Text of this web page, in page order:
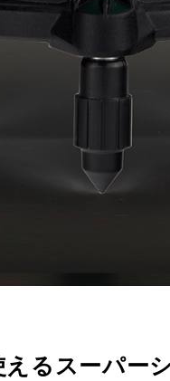
るスーパー
請求